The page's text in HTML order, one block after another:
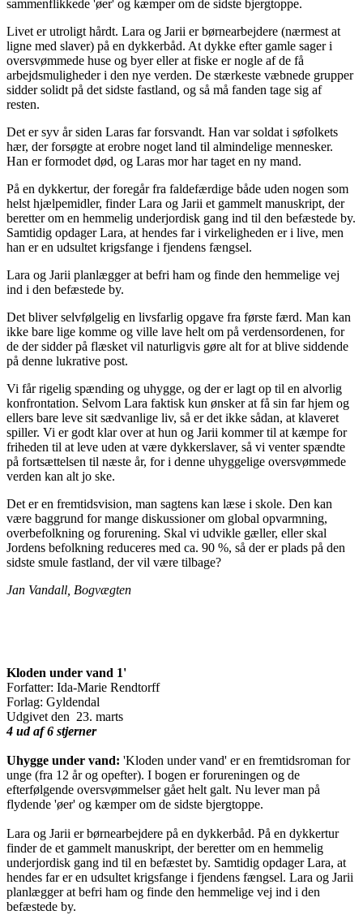
sammenflikkede 'øer' og kæmper om de sidste bjergtoppe.
Livet er utroligt hårdt. Lara og Jarii er børnearbejdere (nærmest at
ligne med slaver) på en dykkerbåd. At dykke efter gamle sager i
oversvømmede huse og byer eller at fiske er nogle af de få
arbejdsmuligheder i den nye verden. De stærkeste væbnede grupper
sidder solidt på det sidste fastland, og så må fanden tage sig af
resten.
Det er syv år siden Laras far forsvandt. Han var soldat i søfolkets
hær, der forsøgte at erobre noget land til almindelige mennesker.
Han er formodet død, og Laras mor har taget en ny mand.
På en dykkertur, der foregår fra faldefærdige både uden nogen som
helst hjælpemidler, finder Lara og Jarii et gammelt manuskript, der
beretter om en hemmelig underjordisk gang ind til den befæstede by.
Samtidig opdager Lara, at hendes far i virkeligheden er i live, men
han er en udsultet krigsfange i fjendens fængsel.
Lara og Jarii planlægger at befri ham og finde den hemmelige vej
ind i den befæstede by.
Det bliver selvfølgelig en livsfarlig opgave fra første færd. Man kan
ikke bare lige komme og ville lave helt om på verdensordenen, for
de der sidder på flæsket vil naturligvis gøre alt for at blive siddende
på denne lukrative post.
Vi får rigelig spænding og uhygge, og der er lagt op til en alvorlig
konfrontation. Selvom Lara faktisk kun ønsker at få sin far hjem og
ellers bare leve sit sædvanlige liv, så er det ikke sådan, at klaveret
spiller. Vi er godt klar over at hun og Jarii kommer til at kæmpe for
friheden til at leve uden at være dykkerslaver, så vi venter spændte
på fortsættelsen til næste år, for i denne uhyggelige oversvømmede
verden kan alt jo ske.
Det er en fremtidsvision, man sagtens kan læse i skole. Den kan
være baggrund for mange diskussioner om global opvarmning,
overbefolkning og forurening. Skal vi udvikle gæller, eller skal
Jordens befolkning reduceres med ca. 90 %, så der er plads på den
sidste smule fastland, der vil være tilbage?
Jan Vandall, Bogvægten
Kloden under vand 1'
Forfatter: Ida-Marie Rendtorff
Forlag: Gyldendal
Udgivet den 23. marts
4 ud af 6 stjerner
Uhygge under vand: 'Kloden under vand' er en fremtidsroman for
unge (fra 12 år og opefter). I bogen er forureningen og de
efterfølgende oversvømmelser gået helt galt. Nu lever man på
flydende 'øer' og kæmper om de sidste bjergtoppe.
Lara og Jarii er børnearbejdere på en dykkerbåd. På en dykkertur
finder de et gammelt manuskript, der beretter om en hemmelig
underjordisk gang ind til en befæstet by. Samtidig opdager Lara, at
hendes far er en udsultet krigsfange i fjendens fængsel. Lara og Jarii
planlægger at befri ham og finde den hemmelige vej ind i den
befæstede by.